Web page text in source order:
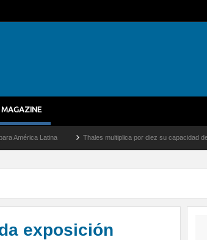
MAGAZINE
Thales multiplica por diez su capacidad de producción
exposición